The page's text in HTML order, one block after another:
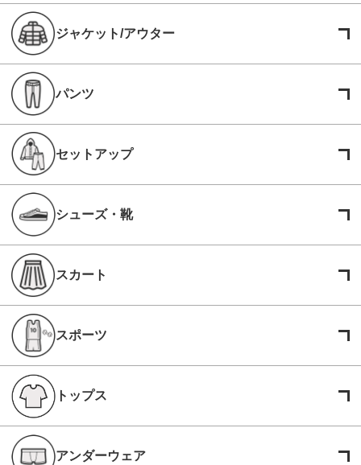
ジャケット/アウター
パンツ
セットアップ
シューズ・靴
スカート
スポーツ
トップス
アンダーウェア